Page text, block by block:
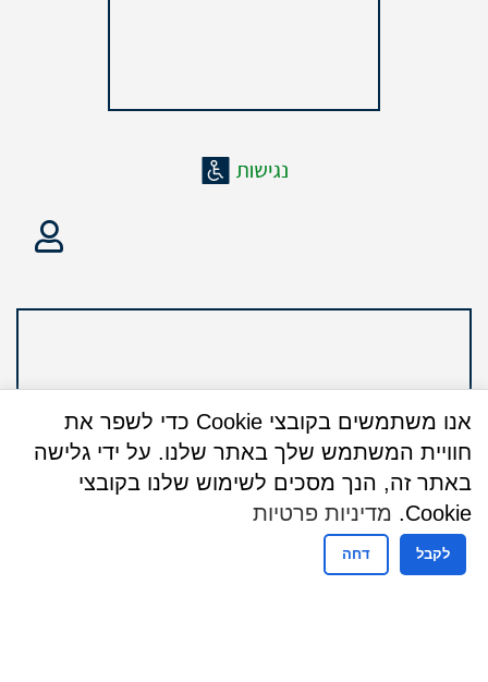
אנו משתמשים בקובצי Cookie כדי לשפר את
חוויית המשתמש שלך באתר שלנו. על ידי גלישה
באתר זה, הנך מסכים לשימוש שלנו בקובצי
Cookie.
מדיניות פרטיות
לקבל דחה